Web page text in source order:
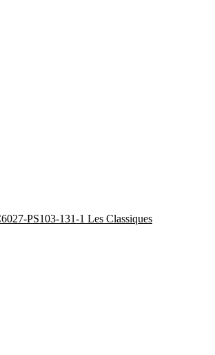
PS103-131-1 Les Classiques